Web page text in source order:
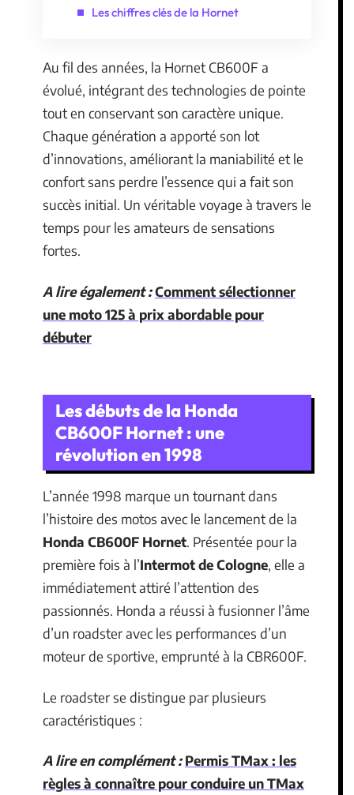
Les chiffres clés de la Hornet
Au fil des années, la Hornet CB600F a
évolué, intégrant des technologies de pointe
tout en conservant son caractère unique.
Chaque génération a apporté son lot
d’innovations, améliorant la maniabilité et le
confort sans perdre l’essence qui a fait son
succès initial. Un véritable voyage à travers le
temps pour les amateurs de sensations
fortes.
A lire également :Comment sélectionner
une moto 125 à prix abordable pour
débuter
Les débuts de la Honda
CB600F Hornet : une
révolution en 1998
L’année 1998 marque un tournant dans
l’histoire des motos avec le lancement de la
Honda CB600F Hornet. Présentée pour la
première fois à l’Intermot de Cologne, elle a
immédiatement attiré l’attention des
passionnés. Honda a réussi à fusionner l’âme
d’un roadster avec les performances d’un
moteur de sportive, emprunté à la CBR600F.
Le roadster se distingue par plusieurs
caractéristiques :
A lire en complément : Permis TMax : les
règles à connaître pour conduire un TMax